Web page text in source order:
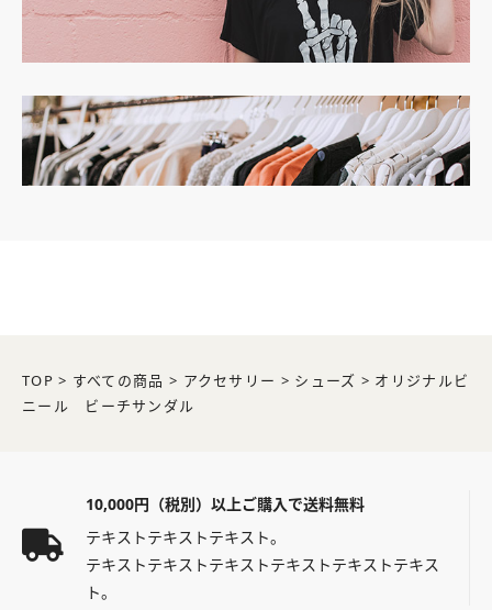
TOP > すべての商品 > アクセサリー > シューズ > オリジナルビ
ニール ビーチサンダル
10,000円（税別）以上ご購入で送料無料
テキストテキストテキスト。
テキストテキストテキストテキストテキストテキス
ト。